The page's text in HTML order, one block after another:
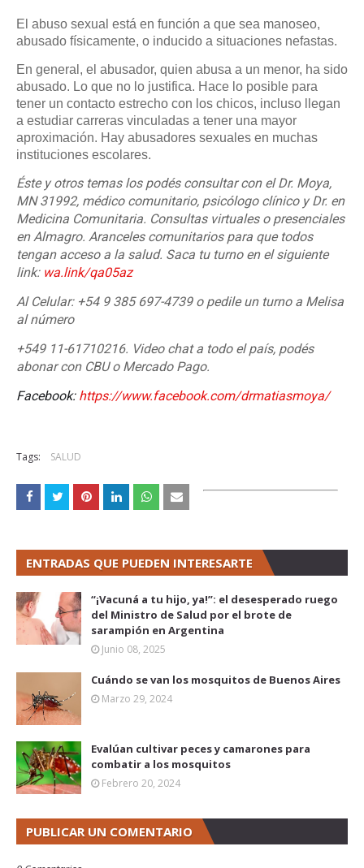
El abuso sexual está en función a que sea manoseo,
abusado físicamente, o inducido a situaciones nefastas.
En general, el abusador, quien abusa a un menor, ha sido
abusado. Lo que no lo justifica. Hace lo posible para
tener un contacto estrecho con los chicos, incluso llegan
a estudiar carreras vinculadas a tener una mayor
aproximación. Hay abusadores sexuales en muchas
instituciones escolares.
Éste y otros temas los podés consultar con el Dr. Moya,
MN 31992, médico comunitario, psicólogo clínico y Dr. en
Medicina Comunitaria. Consultas virtuales o presenciales
en Almagro. Aranceles comunitarios para que todos
tengan acceso a la salud. Saca tu turno en el siguiente
link: wa.link/qa05az
Al Celular: +54 9 385 697-4739 o pedile un turno a Melisa
al número
+549 11-61710216. Video chat a todo el país, podés
abonar con CBU o Mercado Pago.
Facebook: https://www.facebook.com/drmatiasmoya/
Tags: SALUD
ENTRADAS QUE PUEDEN INTERESARTE
“¡Vacuná a tu hijo, ya!”: el desesperado ruego
del Ministro de Salud por el brote de
sarampión en Argentina
Junio 08, 2025
Cuándo se van los mosquitos de Buenos Aires
Marzo 29, 2024
Evalúan cultivar peces y camarones para
combatir a los mosquitos
Febrero 20, 2024
PUBLICAR UN COMENTARIO